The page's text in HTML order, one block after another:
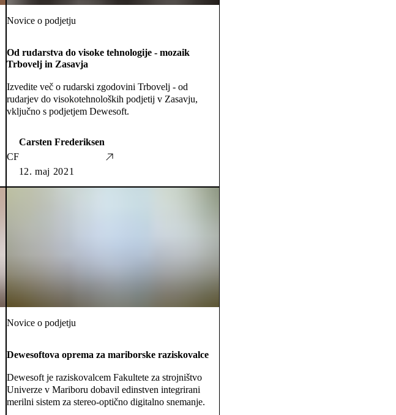
Novice o podjetju
Od rudarstva do visoke tehnologije - mozaik
Trbovelj in Zasavja
Izvedite več o rudarski zgodovini Trbovelj - od
rudarjev do visokotehnoloških podjetij v Zasavju,
vključno s podjetjem Dewesoft.
CF
Carsten Frederiksen
12. maj 2021
Novice o podjetju
Dewesoftova oprema za mariborske raziskovalce
Dewesoft je raziskovalcem Fakultete za strojništvo
Univerze v Mariboru dobavil edinstven integrirani
merilni sistem za stereo-optično digitalno snemanje.